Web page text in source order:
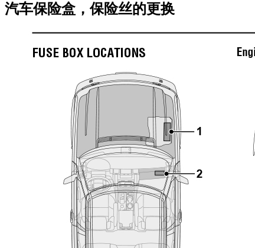
汽车保险盒，保险丝的更换